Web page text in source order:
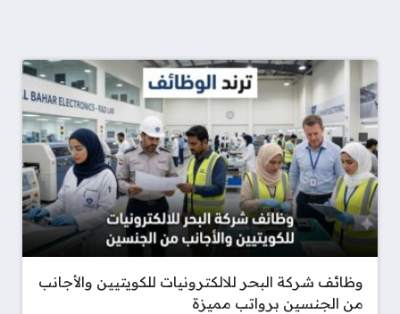
وظائف شركة البحر للالكترونيات للكويتيين والأجانب
من الجنسين برواتب مميزة